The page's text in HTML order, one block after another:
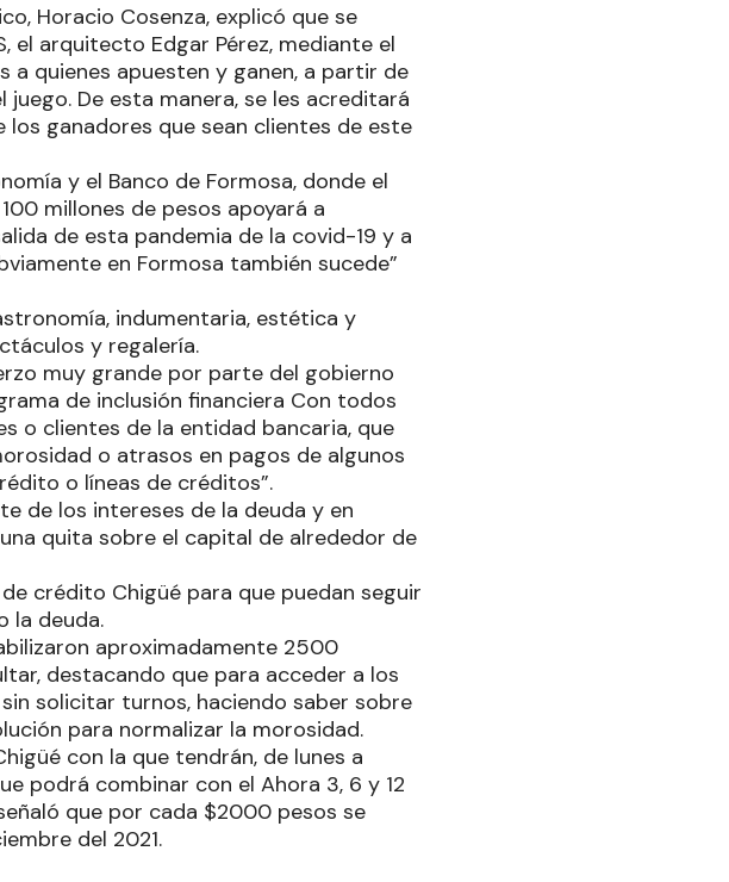
Horacio Cosenza, explicó que se
el arquitecto Edgar Pérez, mediante el
a quienes apuesten y ganen, a partir de
De esta manera, se les acreditará
ganadores que sean clientes de este
y el Banco de Formosa, donde el
millones de pesos apoyará a
de esta pandemia de la covid-19 y a
en Formosa también sucede”
indumentaria, estética y
y regalería.
muy grande por parte del gobierno
de inclusión financiera Con todos
o clientes de la entidad bancaria, que
o atrasos en pagos de algunos
o líneas de créditos”.
de los intereses de la deuda y en
quita sobre el capital de alrededor de
crédito Chigüé para que puedan seguir
la deuda.
aproximadamente 2500
destacando que para acceder a los
solicitar turnos, haciendo saber sobre
para normalizar la morosidad.
con la que tendrán, de lunes a
podrá combinar con el Ahora 3, 6 y 12
que por cada $2000 pesos se
del 2021.